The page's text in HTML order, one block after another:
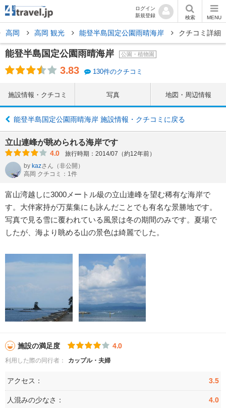
ログイン
新規登録
検索 MENU
高岡 高岡 観光 能登半島国定公園雨晴海岸 クチコミ詳細
能登半島国定公園雨晴海岸 公園・植物園
3.83 130件のクチコミ
施設情報・クチコミ 写真 地図・周辺情報
能登半島国定公園雨晴海岸 施設情報・クチコミに戻る
立山連峰が眺められる海岸です
4.0
旅行時期：2014/07（約12年前）
by kazさん （非公開）
高岡 クチコミ：1件
富山湾越しに3000メートル級の立山連峰を望む稀有な海岸で
す。大伴家持が万葉集にも詠んだことでも有名な景勝地です。
写真で見る雪に覆われている風景は冬の期間のみです。夏場で
したが、海より眺める山の景色は綺麗でした。
施設の満足度 4.0
利用した際の同行者： カップル・夫婦
アクセス： 3.5
人混みの少なさ： 4.0